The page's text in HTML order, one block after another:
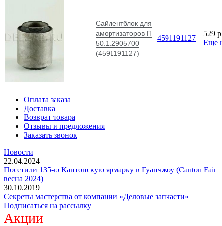
Сайлентблок для
амортизаторов П
50.1.2905700
(4591191127)
4591191127
529 p
Еще
Оплата заказа
Доставка
Возврат товара
Отзывы и предложения
Заказать звонок
Новости
22.04.2024
Посетили 135-ю Кантонскую ярмарку в Гуанчжоу (Canton Fair
весна 2024)
30.10.2019
Секреты мастерства от компании «Деловые запчасти»
Подписаться на рассылку
Акции